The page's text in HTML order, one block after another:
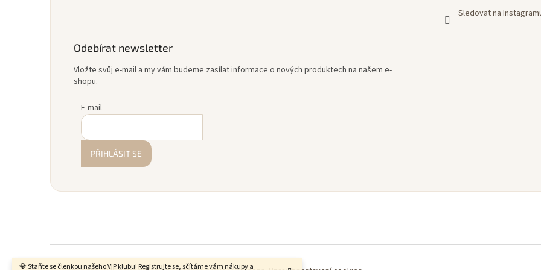
💎 Staňte se členkou našeho VIP klubu! Registrujte se, sčítáme vám nákupy a
Sledovat na
Odebírat newsletter
Vložte svůj e-mail a my vám budeme zasílat informace o nových produktech na našem e-
shopu.
E-mail
PŘIHLÁSIT SE